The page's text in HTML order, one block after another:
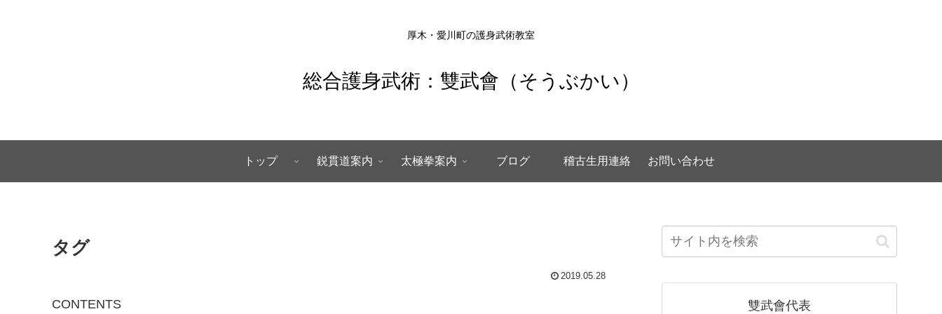
厚木・愛川町の護身武術教室
総合護身武術：雙武會（そうぶかい）
トップ 鋭貫道案内 太極拳案内 ブログ 稽古生用連絡 お問い合わせ
タグ
2019.05.28
CONTENTS 雙武會代表